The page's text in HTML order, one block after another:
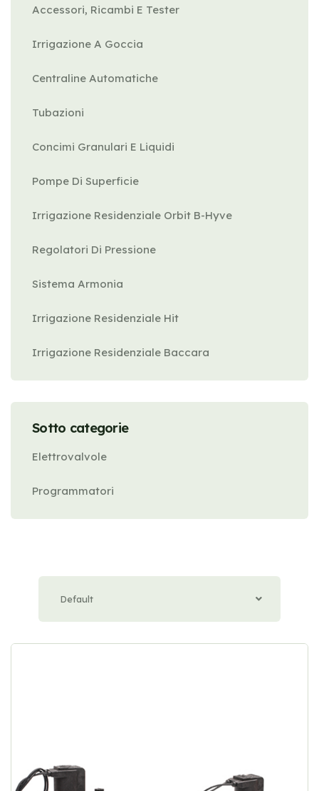
Accessori, Ricambi E Tester
Irrigazione A Goccia
Centraline Automatiche
Tubazioni
Concimi Granulari E Liquidi
Pompe Di Superficie
Irrigazione Residenziale Orbit B-Hyve
Regolatori Di Pressione
Sistema Armonia
Irrigazione Residenziale Hit
Irrigazione Residenziale Baccara
Sotto categorie
Elettrovalvole
Programmatori
Default